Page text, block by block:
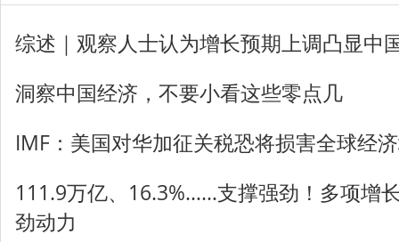
综述｜观察人士认为增长预期上调凸显中
洞察中国经济，不要小看这些零点几
IMF：美国对华加征关税恐将损害全球经
111.9万亿、16.3%……支撑强劲！多项增
劲动力